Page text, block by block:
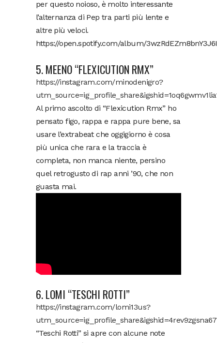
per questo noioso, è molto interessante
l’alternanza di Pep tra parti più lente e
altre più veloci.
https://open.spotify.com/album/
5. MEENO “FLEXICUTION RMX”
https://instagram.com/minodenigro?
Al primo ascolto di “Flexicution Rmx” ho
pensato figo, rappa e rappa pure bene, sa
usare l’extrabeat che oggigiorno è cosa
più unica che rara e la traccia è
completa, non manca niente, persino
quel retrogusto di rap anni ’90, che non
guasta mai.
6. LOMI “TESCHI ROTTI”
https://instagram.com/lomi13us?
utm_source=ig_profile_share&igshid=4rev9zgsna67
“Teschi Rotti” si apre con alcune note